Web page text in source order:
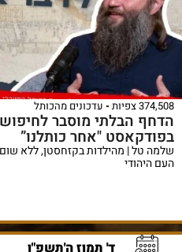
374,508 צפיות עדכונים מהכותל
בפודקאסט "אחר כותלנו”
שלמה טל | מהילדות בקזחסטן, ללא
העם היהודי
ד' תמוז ה'תשפ"ו